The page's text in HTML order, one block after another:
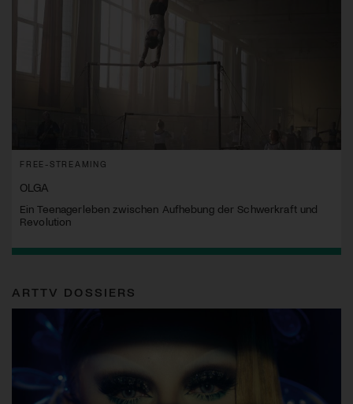
FREE-STREAMING
OLGA
Ein Teenagerleben zwischen Aufhebung der Schwerkraft und
Revolution
ARTTV DOSSIERS